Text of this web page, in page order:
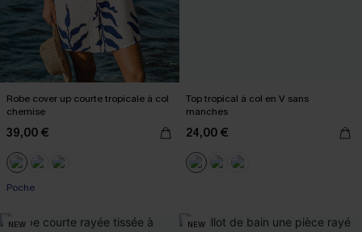
Robe cover up courte tropicale à col
chemise
39,00 €
Poche
Top tropical à col en V sans
manches
24,00 €
NEW NEW